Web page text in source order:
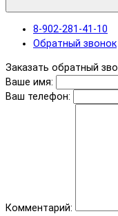
8-902-281-41-10
Обратный звонок
Заказать обратный
Ваше имя:
Ваш телефон:
Комментарий: